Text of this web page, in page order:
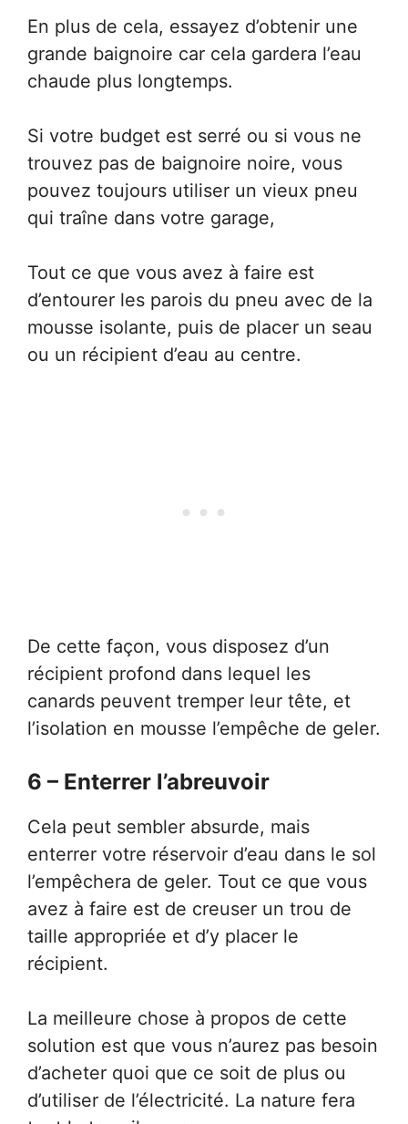
En plus de cela, essayez d’obtenir une
grande baignoire car cela gardera l’eau
chaude plus longtemps.
Si votre budget est serré ou si vous ne
trouvez pas de baignoire noire, vous
pouvez toujours utiliser un vieux pneu
qui traîne dans votre garage,
Tout ce que vous avez à faire est
d’entourer les parois du pneu avec de la
mousse isolante, puis de placer un seau
ou un récipient d’eau au centre.
De cette façon, vous disposez d’un
récipient profond dans lequel les
canards peuvent tremper leur tête, et
l’isolation en mousse l’empêche de geler.
6 – Enterrer l’abreuvoir
Cela peut sembler absurde, mais
enterrer votre réservoir d’eau dans le sol
l’empêchera de geler. Tout ce que vous
avez à faire est de creuser un trou de
taille appropriée et d’y placer le
récipient.
La meilleure chose à propos de cette
solution est que vous n’aurez pas besoin
d’acheter quoi que ce soit de plus ou
d’utiliser de l’électricité. La nature fera